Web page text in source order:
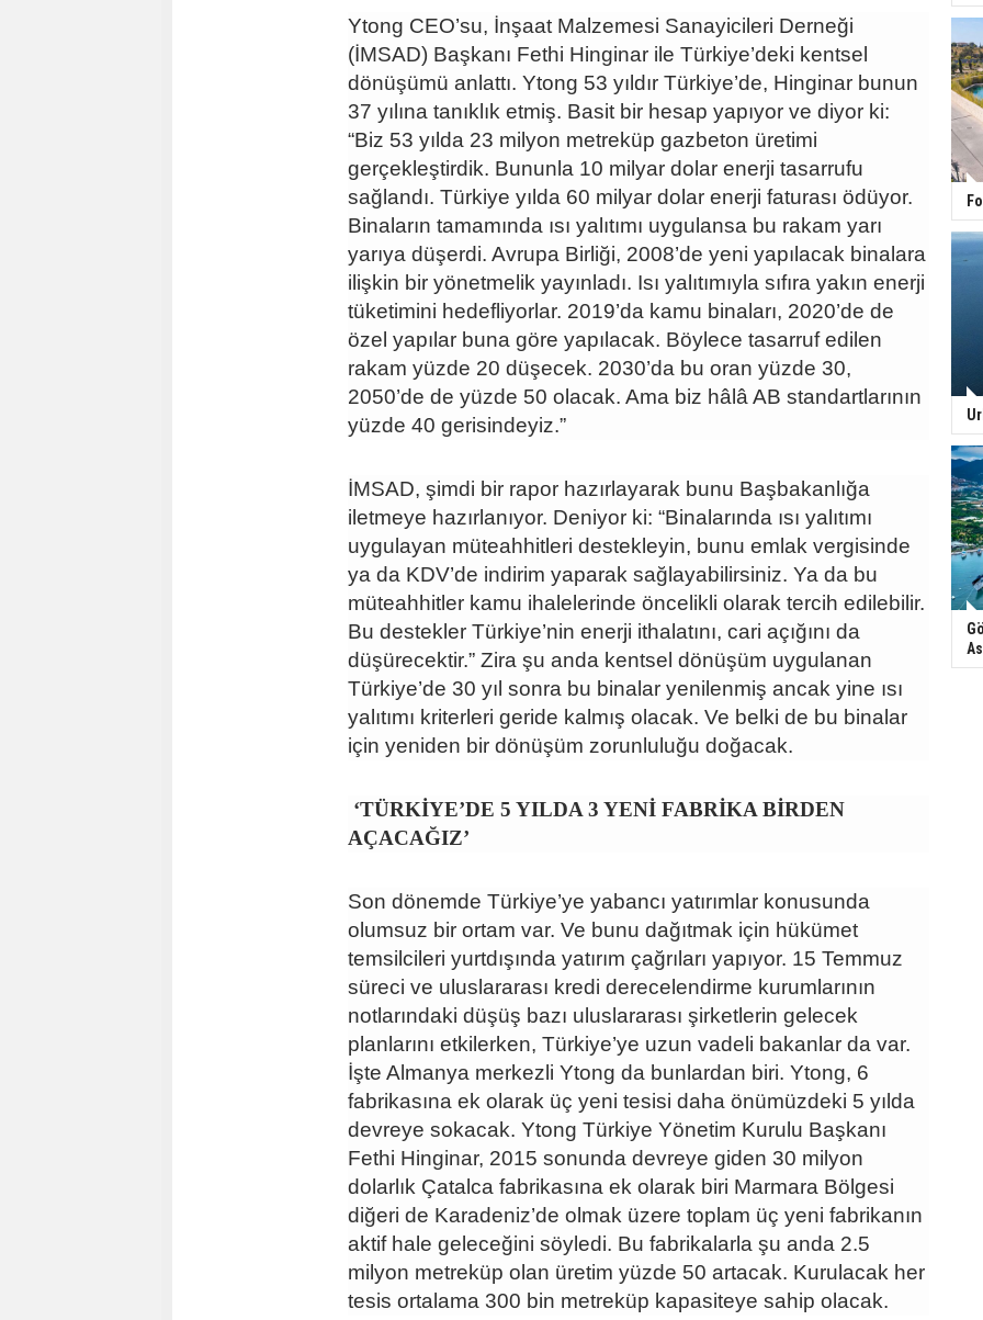
Ytong CEO’su, İnşaat Malzemesi Sanayicileri Derneği
(İMSAD) Başkanı Fethi Hinginar ile Türkiye’deki kentsel
dönüşümü anlattı. Ytong 53 yıldır Türkiye’de, Hinginar bunun
37 yılına tanıklık etmiş. Basit bir hesap yapıyor ve diyor ki:
“Biz 53 yılda 23 milyon metreküp gazbeton üretimi
gerçekleştirdik. Bununla 10 milyar dolar enerji tasarrufu
sağlandı. Türkiye yılda 60 milyar dolar enerji faturası ödüyor.
Binaların tamamında ısı yalıtımı uygulansa bu rakam yarı
yarıya düşerdi. Avrupa Birliği, 2008’de yeni yapılacak binalara
ilişkin bir yönetmelik yayınladı. Isı yalıtımıyla sıfıra yakın enerji
tüketimini hedefliyorlar. 2019’da kamu binaları, 2020’de de
özel yapılar buna göre yapılacak. Böylece tasarruf edilen
rakam yüzde 20 düşecek. 2030’da bu oran yüzde 30,
2050’de de yüzde 50 olacak. Ama biz hâlâ AB standartlarının
yüzde 40 gerisindeyiz.”
İMSAD, şimdi bir rapor hazırlayarak bunu Başbakanlığa
iletmeye hazırlanıyor. Deniyor ki: “Binalarında ısı yalıtımı
uygulayan müteahhitleri destekleyin, bunu emlak vergisinde
ya da KDV’de indirim yaparak sağlayabilirsiniz. Ya da bu
müteahhitler kamu ihalelerinde öncelikli olarak tercih edilebilir.
Bu destekler Türkiye’nin enerji ithalatını, cari açığını da
düşürecektir.” Zira şu anda kentsel dönüşüm uygulanan
Türkiye’de 30 yıl sonra bu binalar yenilenmiş ancak yine ısı
yalıtımı kriterleri geride kalmış olacak. Ve belki de bu binalar
için yeniden bir dönüşüm zorunluluğu doğacak.
‘TÜRKİYE’DE 5 YILDA 3 YENİ FABRİKA BİRDEN
AÇACAĞIZ’
Son dönemde Türkiye’ye yabancı yatırımlar konusunda
olumsuz bir ortam var. Ve bunu dağıtmak için hükümet
temsilcileri yurtdışında yatırım çağrıları yapıyor. 15 Temmuz
süreci ve uluslararası kredi derecelendirme kurumlarının
notlarındaki düşüş bazı uluslararası şirketlerin gelecek
planlarını etkilerken, Türkiye’ye uzun vadeli bakanlar da var.
İşte Almanya merkezli Ytong da bunlardan biri. Ytong, 6
fabrikasına ek olarak üç yeni tesisi daha önümüzdeki 5 yılda
devreye sokacak. Ytong Türkiye Yönetim Kurulu Başkanı
Fethi Hinginar, 2015 sonunda devreye giden 30 milyon
dolarlık Çatalca fabrikasına ek olarak biri Marmara Bölgesi
diğeri de Karadeniz’de olmak üzere toplam üç yeni fabrikanın
aktif hale geleceğini söyledi. Bu fabrikalarla şu anda 2.5
milyon metreküp olan üretim yüzde 50 artacak. Kurulacak her
tesis ortalama 300 bin metreküp kapasiteye sahip olacak.